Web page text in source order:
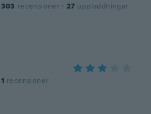
303 recensioner · 27 uppladdningar
1 recensioner